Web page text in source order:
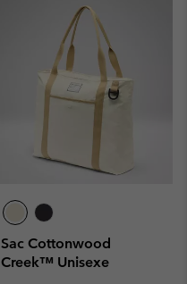
Sac Cottonwood
Creek™ Unisexe